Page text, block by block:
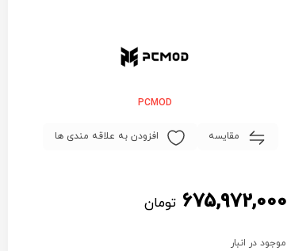
PCMOD
مقایسه افزودن به علاقه مندی ها
675,972,000 تومان
موجود در انبار